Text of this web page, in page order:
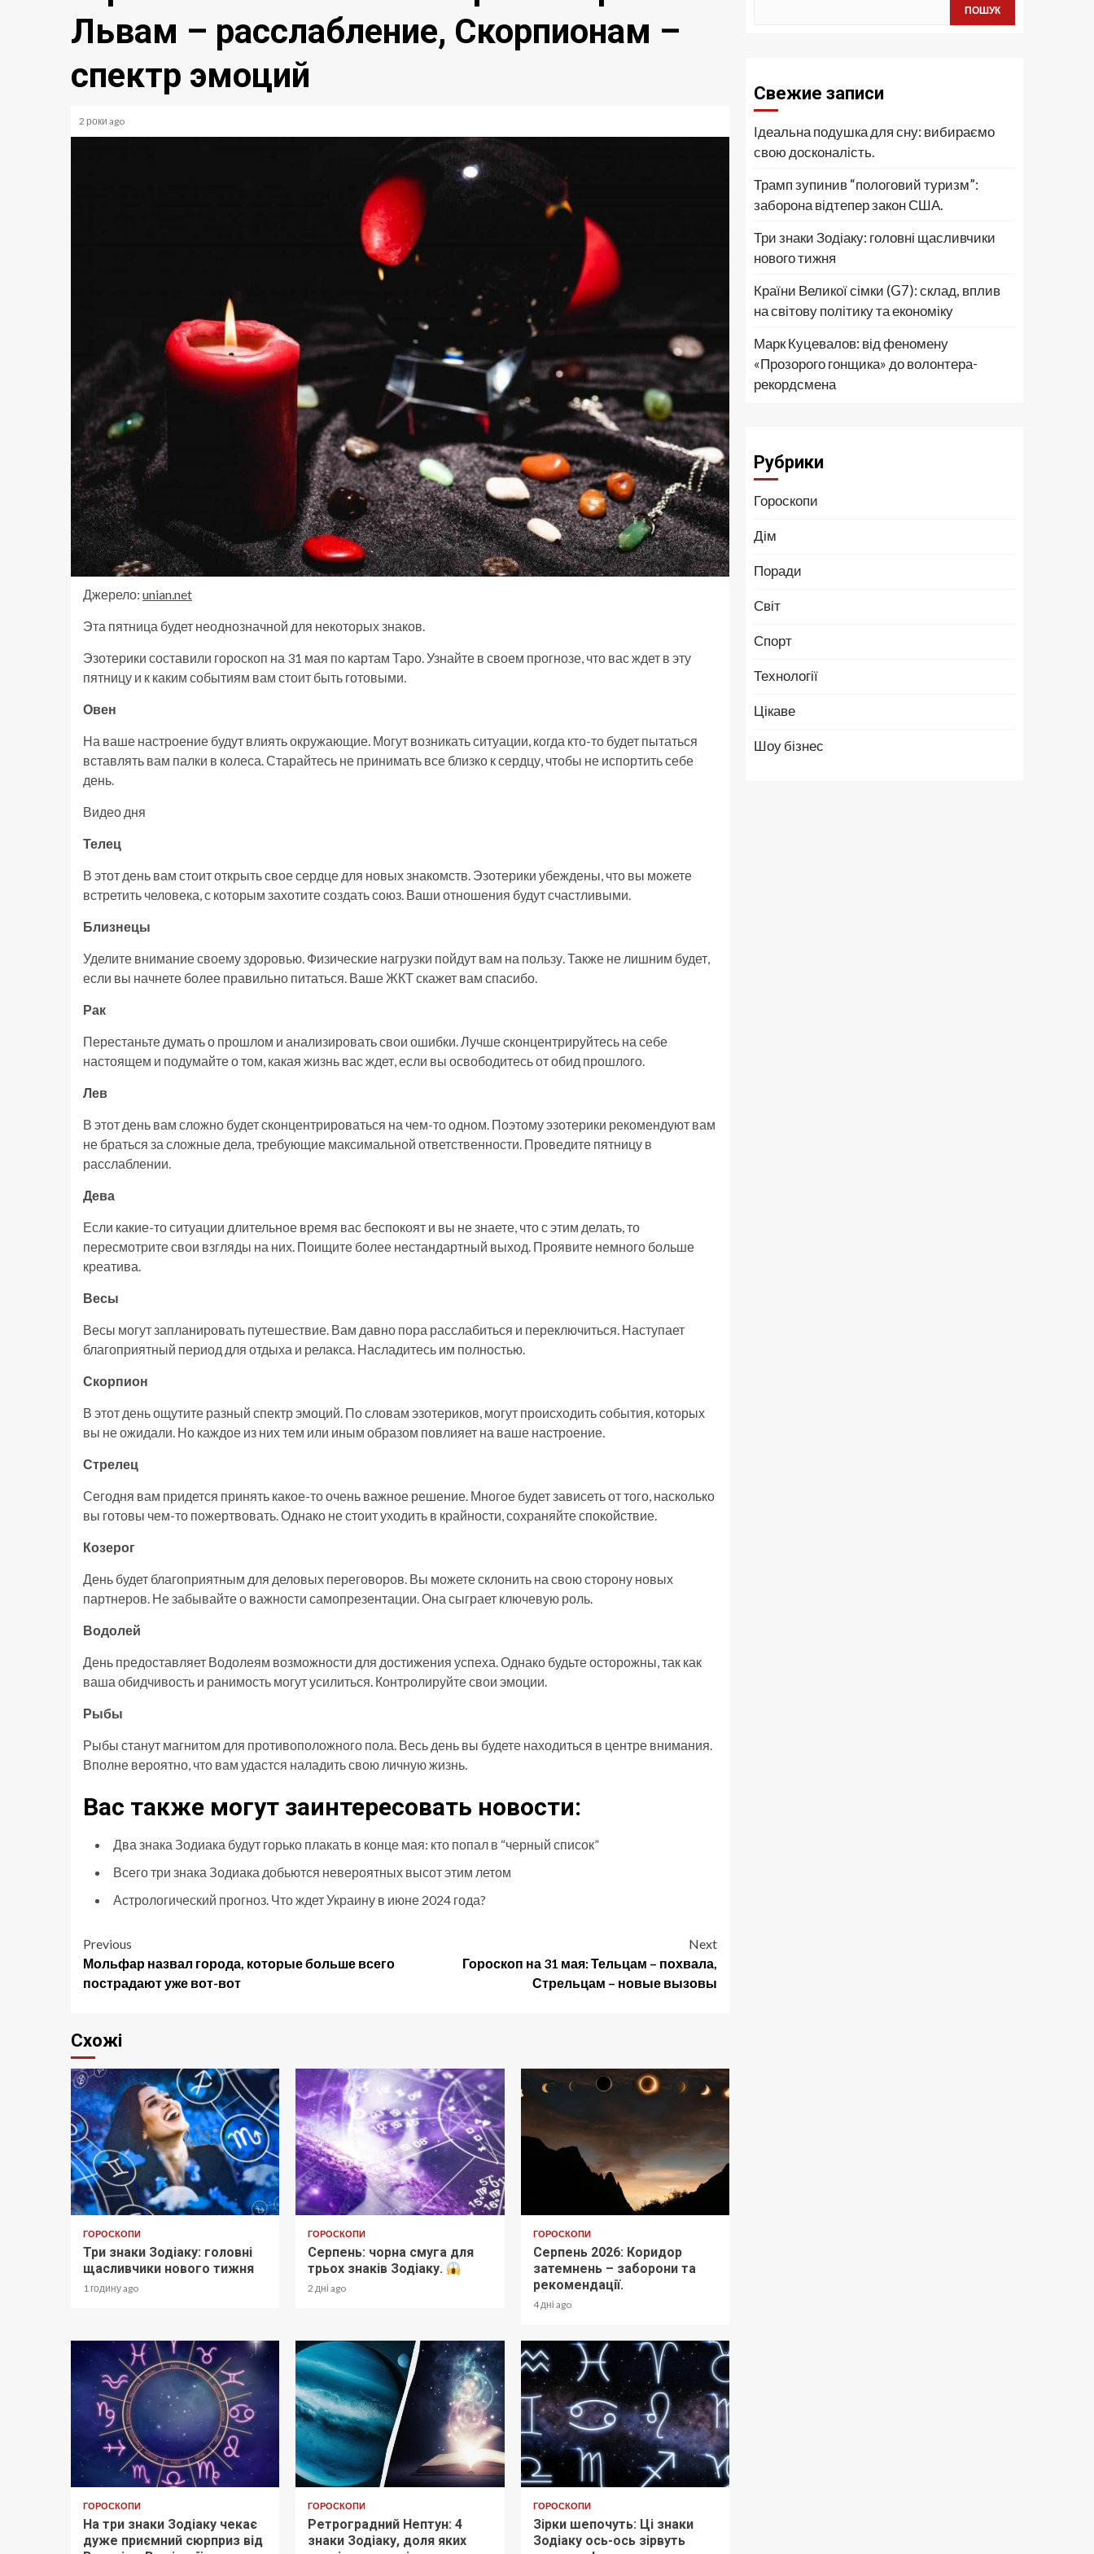
Львам – расслабление, Скорпионам –
спектр эмоций
2 роки ago
Джерело: unian.net
Эта пятница будет неоднозначной для некоторых знаков.
Эзотерики составили гороскоп на 31 мая по картам Таро. Узнайте в своем прогнозе, что вас ждет в эту
пятницу и к каким событиям вам стоит быть готовыми.
Овен
На ваше настроение будут влиять окружающие. Могут возникать ситуации, когда кто-то будет пытаться
вставлять вам палки в колеса. Старайтесь не принимать все близко к сердцу, чтобы не испортить себе
день.
Видео дня
Телец
В этот день вам стоит открыть свое сердце для новых знакомств. Эзотерики убеждены, что вы можете
встретить человека, с которым захотите создать союз. Ваши отношения будут счастливыми.
Близнецы
Уделите внимание своему здоровью. Физические нагрузки пойдут вам на пользу. Также не лишним будет,
если вы начнете более правильно питаться. Ваше ЖКТ скажет вам спасибо.
Рак
Перестаньте думать о прошлом и анализировать свои ошибки. Лучше сконцентрируйтесь на себе
настоящем и подумайте о том, какая жизнь вас ждет, если вы освободитесь от обид прошлого.
Лев
В этот день вам сложно будет сконцентрироваться на чем-то одном. Поэтому эзотерики рекомендуют вам
не браться за сложные дела, требующие максимальной ответственности. Проведите пятницу в
расслаблении.
Дева
Если какие-то ситуации длительное время вас беспокоят и вы не знаете, что с этим делать, то
пересмотрите свои взгляды на них. Поищите более нестандартный выход. Проявите немного больше
креатива.
Весы
Весы могут запланировать путешествие. Вам давно пора расслабиться и переключиться. Наступает
благоприятный период для отдыха и релакса. Насладитесь им полностью.
Скорпион
В этот день ощутите разный спектр эмоций. По словам эзотериков, могут происходить события, которых
вы не ожидали. Но каждое из них тем или иным образом повлияет на ваше настроение.
Стрелец
Сегодня вам придется принять какое-то очень важное решение. Многое будет зависеть от того, насколько
вы готовы чем-то пожертвовать. Однако не стоит уходить в крайности, сохраняйте спокойствие.
Козерог
День будет благоприятным для деловых переговоров. Вы можете склонить на свою сторону новых
партнеров. Не забывайте о важности самопрезентации. Она сыграет ключевую роль.
Водолей
День предоставляет Водолеям возможности для достижения успеха. Однако будьте осторожны, так как
ваша обидчивость и ранимость могут усилиться. Контролируйте свои эмоции.
Рыбы
Рыбы станут магнитом для противоположного пола. Весь день вы будете находиться в центре внимания.
Вполне вероятно, что вам удастся наладить свою личную жизнь.
Вас также могут заинтересовать новости:
Два знака Зодиака будут горько плакать в конце мая: кто попал в “черный список”
Всего три знака Зодиака добьются невероятных высот этим летом
Астрологический прогноз. Что ждет Украину в июне 2024 года?
Post
navigation
Previous
Мольфар назвал города, которые больше всего
пострадают уже вот-вот
Next
Гороскоп на 31 мая: Тельцам – похвала,
Стрельцам – новые вызовы
Схожі
ГОРОСКОПИ
Три знаки Зодіаку: головні
щасливчики нового тижня
1 годину ago
ГОРОСКОПИ
Серпень: чорна смуга для
трьох знаків Зодіаку.
2 дні ago
ГОРОСКОПИ
Серпень 2026: Коридор
затемнень – заборони та
рекомендації.
4 дні ago
ГОРОСКОПИ
На три знаки Зодіаку чекає
дуже приємний сюрприз від
ГОРОСКОПИ
Ретроградний Нептун: 4
знаки Зодіаку, доля яких
ГОРОСКОПИ
Зірки шепочуть: Ці знаки
Зодіаку ось-ось зірвуть
ПОШУК
Свежие записи
Ідеальна подушка для сну: вибираємо
свою досконалість.
Трамп зупинив “пологовий туризм”:
заборона відтепер закон США.
Три знаки Зодіаку: головні щасливчики
нового тижня
Країни Великої сімки (G7): склад, вплив
на світову політику та економіку
Марк Куцевалов: від феномену
«Прозорого гонщика» до волонтера-
рекордсмена
Рубрики
Гороскопи
Дім
Поради
Світ
Спорт
Технології
Цікаве
Шоу бізнес